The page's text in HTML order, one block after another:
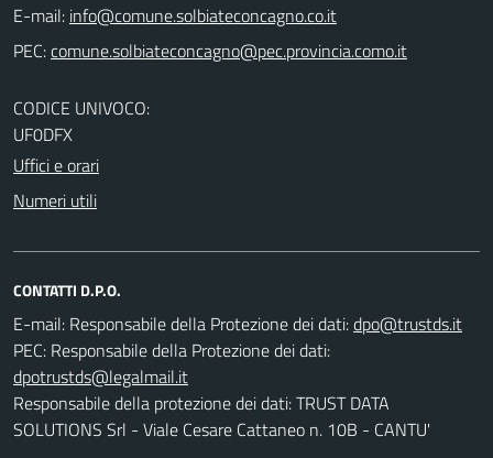
E-mail:
PEC:
CODICE UNIVOCO:
UF0DFX
Uffici e orari
Numeri utili
CONTATTI D.P.O.
E-mail: Responsabile della Protezione dei dati:
PEC: Responsabile della Protezione dei dati:
Responsabile della protezione dei dati: TRUST DATA
SOLUTIONS Srl - Viale Cesare Cattaneo n. 10B - CANTU'